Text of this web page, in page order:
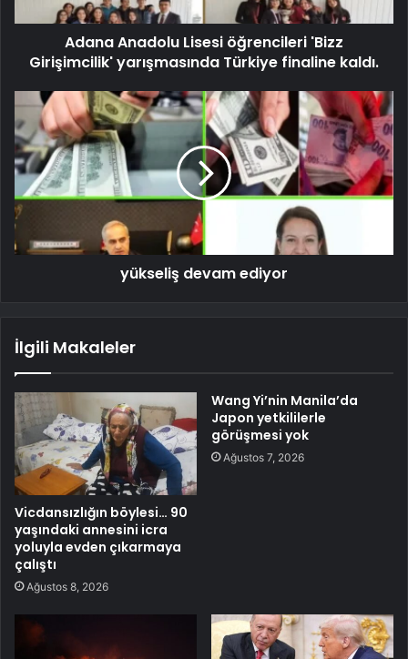
Adana Anadolu Lisesi öğrencileri 'Bizz
Girişimcilik' yarışmasında Türkiye finaline kaldı.
yükseliş devam ediyor
İlgili Makaleler
Vicdansızlığın böylesi… 90
yaşındaki annesini icra
yoluyla evden çıkarmaya
çalıştı
Ağustos 8, 2026
Wang Yi’nin Manila’da
Japon yetkililerle
görüşmesi yok
Ağustos 7, 2026